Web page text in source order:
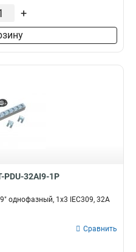
+
PDU-32AI9-1P
однофазный, 1х3 IEC309, 32A
Сравнить